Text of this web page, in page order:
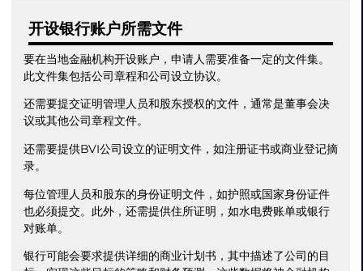
开设银行账户所需文件
要在当地金融机构开设账户，申请人需要准备一定的文件集。
此文件集包括公司章程和公司设立协议。
还需要提交证明管理人员和股东授权的文件，通常是董事会决
议或其他公司章程文件。
还需要提供BVI公司设立的证明文件，如注册证书或商业登记摘
录。
每位管理人员和股东的身份证明文件，如护照或国家身份证件
也必须提交。此外，还需提供住所证明，如水电费账单或银行
对账单。
银行可能会要求提供详细的商业计划书，其中描述了公司的目